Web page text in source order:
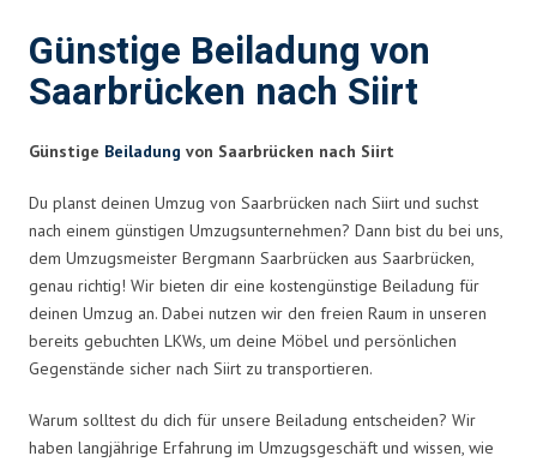
Günstige Beiladung von
Saarbrücken nach Siirt
Günstige Beiladung von Saarbrücken nach Siirt
Du planst deinen Umzug von Saarbrücken nach Siirt und suchst
nach einem günstigen Umzugsunternehmen? Dann bist du bei uns,
dem Umzugsmeister Bergmann Saarbrücken aus Saarbrücken,
genau richtig! Wir bieten dir eine kostengünstige Beiladung für
deinen Umzug an. Dabei nutzen wir den freien Raum in unseren
bereits gebuchten LKWs, um deine Möbel und persönlichen
Gegenstände sicher nach Siirt zu transportieren.
Warum solltest du dich für unsere Beiladung entscheiden? Wir
haben langjährige Erfahrung im Umzugsgeschäft und wissen, wie